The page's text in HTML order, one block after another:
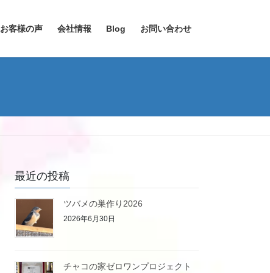
お客様の声 会社情報 Blog お問い合わせ
最近の投稿
ツバメの巣作り2026
2026年6月30日
チャコの家ゼロワンプロジェクト